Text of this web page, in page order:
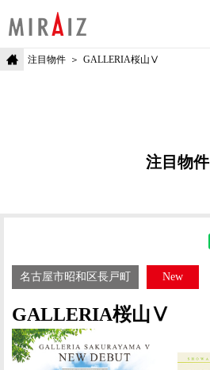
注目物件 GALLERIA桜山Ⅴ
注目物件
名古屋市昭和区長戸町 New
GALLERIA桜山Ⅴ